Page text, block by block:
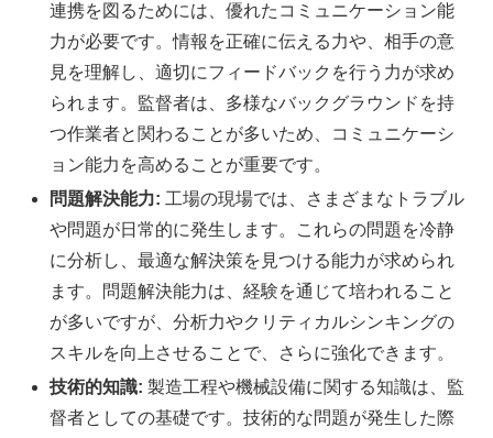
連携を図るためには、優れたコミュニケーション能
力が必要です。情報を正確に伝える力や、相手の意
見を理解し、適切にフィードバックを行う力が求め
られます。監督者は、多様なバックグラウンドを持
つ作業者と関わることが多いため、コミュニケーシ
ョン能力を高めることが重要です。
問題解決能力: 工場の現場では、さまざまなトラブル
や問題が日常的に発生します。これらの問題を冷静
に分析し、最適な解決策を見つける能力が求められ
ます。問題解決能力は、経験を通じて培われること
が多いですが、分析力やクリティカルシンキングの
スキルを向上させることで、さらに強化できます。
技術的知識: 製造工程や機械設備に関する知識は、監
督者としての基礎です。技術的な問題が発生した際